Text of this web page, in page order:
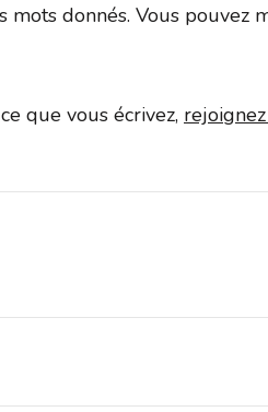
donnés. Vous pouvez
que vous écrivez,